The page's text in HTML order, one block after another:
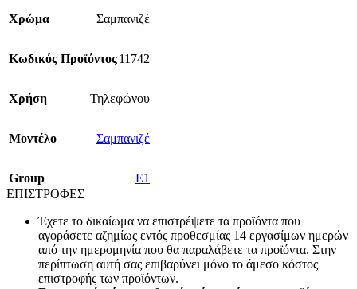
Χρώμα Σαμπανιζέ
Κωδικός Προϊόντος11742
Χρήση Τηλεφώνου
Mοντέλο Σαμπανιζέ
Group
E1
ΕΠΙΣΤΡΟΦΕΣ
Έχετε το δικαίωμα να επιστρέψετε τα προϊόντα που
αγοράσετε αζημίως εντός προθεσμίας 14 εργασίμων ημερών
από την ημερομηνία που θα παραλάβετε τα προϊόντα. Στην
περίπτωση αυτή σας επιβαρύνει μόνο το άμεσο κόστος
επιστροφής των προϊόντων.